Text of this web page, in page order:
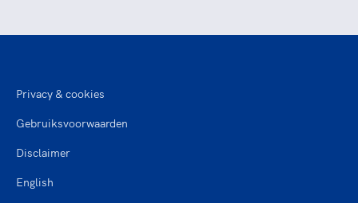
Privacy & cookies
Gebruiksvoorwaarden
Disclaimer
English